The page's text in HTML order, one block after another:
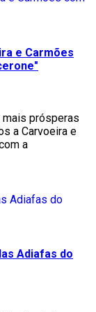
e Carmões
prósperas
a Carvoeira e
a
Adiafas do